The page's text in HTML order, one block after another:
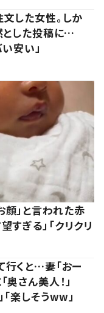
した女性。しか
とした投稿に…
安い」
」と言われた赤
ぎる」「クリクリ
くと…妻「おー
さん美人！」
楽しそうww」